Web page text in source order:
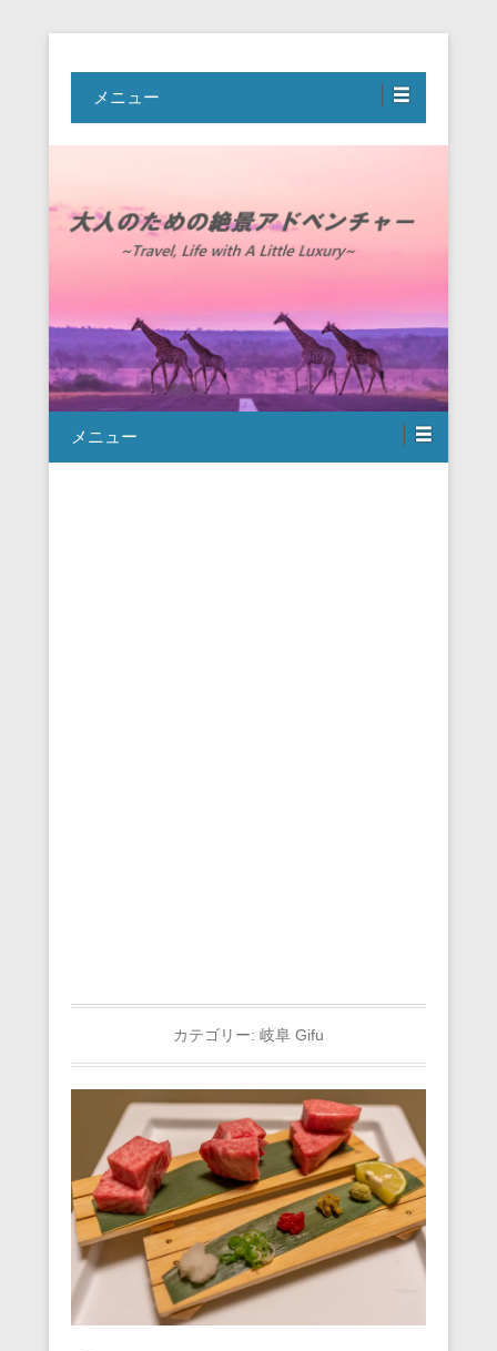
大人のための絶景アドベンチャー
メニュー
メニュー
カテゴリー: 岐阜 Gifu